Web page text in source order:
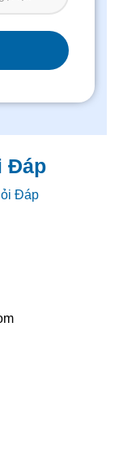
Đáp
Đáp